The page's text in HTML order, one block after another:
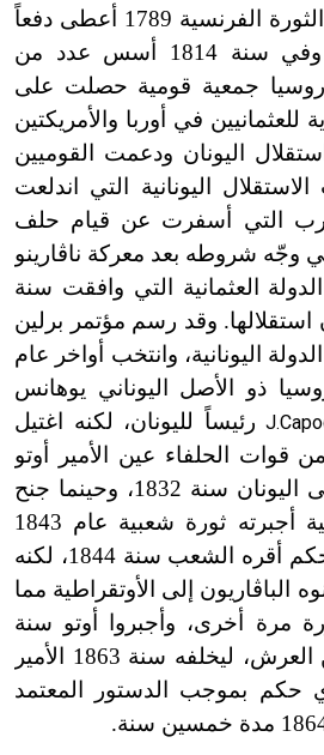
1770 فإن أخبار نجاح الثورة الفرنسية 1789 أعطى دفعاً
جديداً لهذه القضية. وفي سنة 1814 أسس عدد من
روسيا جمعية قومية حصلت على
في أوربا والأمريكتين
اليونان ودعمت القوميين
اليونانية التي اندلعت
الحرب التي أسفرت عن قيام حلف
شروطه بعد معركة ناڤارينو
العثمانية التي وافقت سنة
استقلالها. وقد رسم مؤتمر برلين
اليونانية، وانتخب أواخر عام
روسيا ذو الأصل اليوناني يوهانس
رئيساً لليونان، لكنه اغتيل
الباڤاري ملكاً على اليونان سنة 1832، وحينما جنح
بحكمه نحو الأوتقراطية أجبرته ثورة شعبية عام 1843
على اعتماد دستور للحكم أقره الشعب سنة 1844، لكنه
الباڤاريون إلى الأوتقراطية مما
مرة أخرى، وأجبروا أوتو سنة
1862 على النزول عن العرش، ليخلفه سنة 1863 الأمير
حكم بموجب الدستور المعتمد